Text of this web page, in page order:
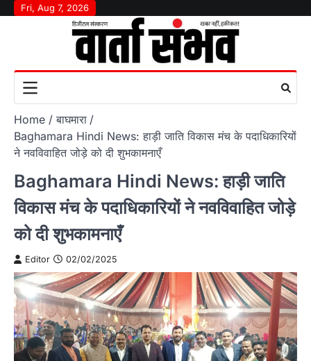
SkipFri, Aug 7, 2026
Home
बाघमारा
Baghamara Hindi News: हाड़ी जाति विकास मंच के पदाधिकारियों
ने नवविवाहित जोड़े को दी शुभकामनाएँ
Baghamara Hindi News: हाड़ी जाति
विकास मंच के पदाधिकारियों ने नवविवाहित जोड़े
को दी शुभकामनाएँ
Editor 02/02/2025